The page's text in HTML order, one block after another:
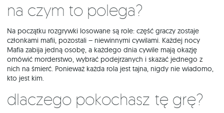
Na czym to polega?
Na początku rozgrywki losowane są role: część graczy zostaje
członkami mafii, pozostali – niewinnymi cywilami. Każdej nocy
Mafia zabija jedną osobę, a każdego dnia cywile mają okazję
omówić morderstwo, wybrać podejrzanych i skazać jednego z
nich na śmierć. Ponieważ każda rola jest tajna, nigdy nie wiadomo,
kto jest kim.
Dlaczego pokochasz tę grę?